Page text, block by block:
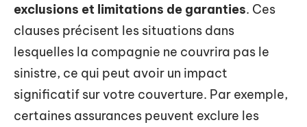
exclusions et limitations de garanties. Ces
clauses précisent les situations dans
lesquelles la compagnie ne couvrira pas le
sinistre, ce qui peut avoir un impact
significatif sur votre couverture. Par exemple,
certaines assurances peuvent exclure les